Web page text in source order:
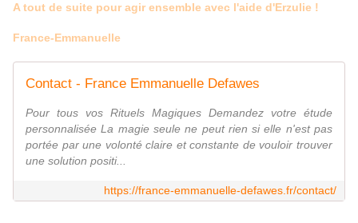
A tout de suite pour agir ensemble avec l'aide d'Erzulie !
France-Emmanuelle
Contact - France Emmanuelle Defawes
Pour tous vos Rituels Magiques Demandez votre étude
personnalisée La magie seule ne peut rien si elle n'est pas
portée par une volonté claire et constante de vouloir trouver
une solution positi...
https://france-emmanuelle-defawes.fr/contact/